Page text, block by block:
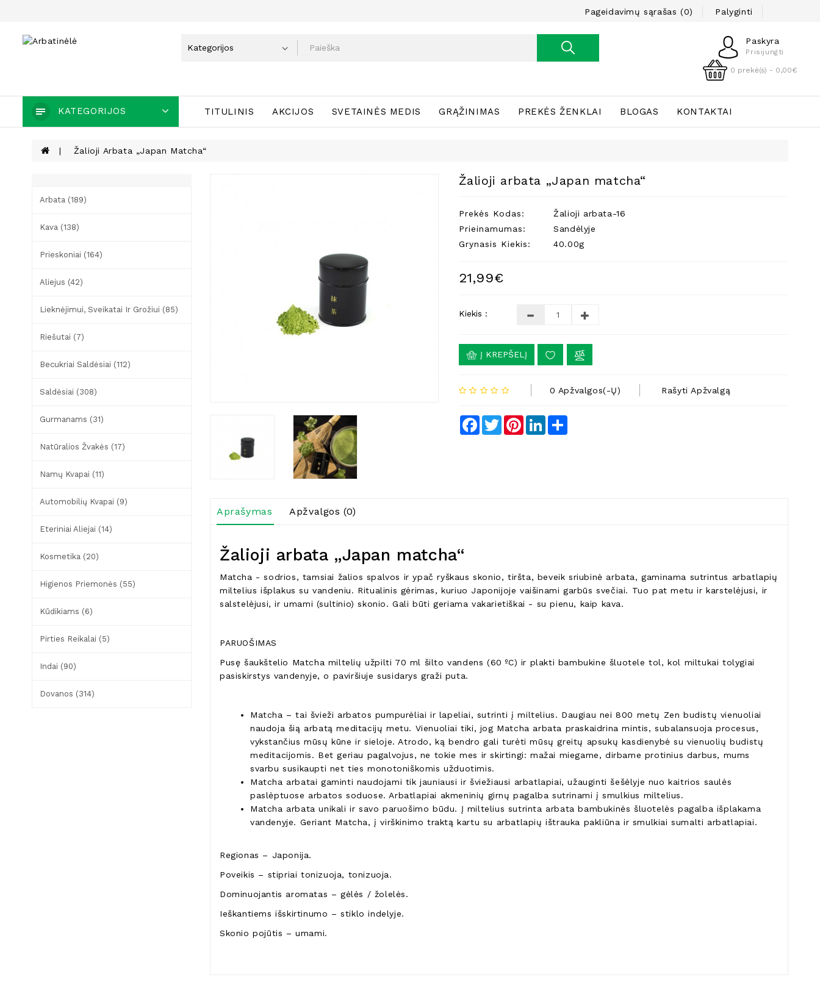
Pageidavimų sąrašas (0) Palyginti
Paskyra
Prisijungti
0 prekė(s) - 0,00€
KATEGORIJOS TITULINIS AKCIJOS SVETAINĖS MEDIS GRĄŽINIMAS PREKĖS ŽENKLAI BLOGAS KONTAKTAI
Žalioji Arbata „Japan Matcha“
Arbata (189)
Kava (138)
Prieskoniai (164)
Aliejus (42)
Lieknėjimui, Sveikatai Ir Grožiui (85)
Riešutai (7)
Becukriai Saldėsiai (112)
Saldėsiai (308)
Gurmanams (31)
Natūralios Žvakės (17)
Namų Kvapai (11)
Automobilių Kvapai (9)
Eteriniai Aliejai (14)
Kosmetika (20)
Higienos Priemonės (55)
Kūdikiams (6)
Pirties Reikalai (5)
Indai (90)
Dovanos (314)
Žalioji arbata „Japan matcha“
Prekės Kodas:
Žalioji arbata-16
Prieinamumas:
Sandėlyje
Grynasis Kiekis:
40.00g
21,99€
Kiekis :
Į KREPŠELĮ
0 Apžvalgos(-Ų) Rašyti Apžvalgą
Facebook
TwitterPinterestLinkedInShare
Aprašymas Apžvalgos (0)
Žalioji arbata „Japan matcha“
Matcha - sodrios, tamsiai žalios spalvos ir ypač ryškaus skonio, tiršta, beveik sriubinė arbata, gaminama sutrintus arbatlapių
miltelius išplakus su vandeniu. Ritualinis gėrimas, kuriuo Japonijoje vaišinami garbūs svečiai. Tuo pat metu ir karstelėjusi, ir
salstelėjusi, ir umami (sultinio) skonio. Gali būti geriama vakarietiškai - su pienu, kaip kava.
PARUOŠIMAS
Pusę šaukštelio Matcha miltelių užpilti 70 ml šilto vandens (60 ºC) ir plakti bambukine šluotele tol, kol miltukai tolygiai
pasiskirstys vandenyje, o paviršiuje susidarys graži puta.
Matcha – tai švieži arbatos pumpurėliai ir lapeliai, sutrinti į miltelius. Daugiau nei 800 metų Zen budistų vienuoliai
naudoja šią arbatą meditacijų metu. Vienuoliai tiki, jog Matcha arbata praskaidrina mintis, subalansuoja procesus,
vykstančius mūsų kūne ir sieloje. Atrodo, ką bendro gali turėti mūsų greitų apsukų kasdienybė su vienuolių budistų
meditacijomis. Bet geriau pagalvojus, ne tokie mes ir skirtingi: mažai miegame, dirbame protinius darbus, mums
svarbu susikaupti net ties monotoniškomis užduotimis.
Matcha arbatai gaminti naudojami tik jauniausi ir šviežiausi arbatlapiai, užauginti šešėlyje nuo kaitrios saulės
paslėptuose arbatos soduose. Arbatlapiai akmeninių girnų pagalba sutrinami į smulkius miltelius.
Matcha arbata unikali ir savo paruošimo būdu. Į miltelius sutrinta arbata bambukinės šluotelės pagalba išplakama
vandenyje. Geriant Matcha, į virškinimo traktą kartu su arbatlapių ištrauka pakliūna ir smulkiai sumalti arbatlapiai.
Regionas – Japonija.
Poveikis – stipriai tonizuoja, tonizuoja.
Dominuojantis aromatas – gėlės / žolelės.
Ieškantiems išskirtinumo – stiklo indelyje.
Skonio pojūtis – umami.